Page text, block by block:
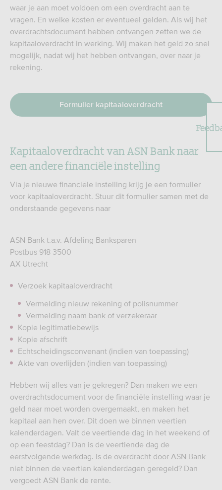
waar je aan moet voldoen om een overdracht aan te
vragen. En welke kosten er eventueel gelden. Als wij het
overdrachtsdocument hebben ontvangen zetten we de
kapitaaloverdracht in werking. Wij maken het geld zo snel
mogelijk, nadat wij het hebben ontvangen, over naar je
rekening.
Formulier kapitaaloverdracht
Kapitaaloverdracht van ASN Bank naar
een andere financiële instelling
Via je nieuwe financiële instelling krijg je een formulier
voor kapitaaloverdracht. Stuur dit formulier samen met de
onderstaande gegevens naar
ASN Bank t.a.v. Afdeling Banksparen
Postbus 918 3500
AX Utrecht
Verzoek kapitaaloverdracht
Vermelding nieuw rekening of polisnummer
Vermelding naam bank of verzekeraar
Kopie legitimatiebewijs
Kopie afschrift
Echtscheidingsconvenant (indien van toepassing)
Akte van overlijden (indien van toepassing)
Hebben wij alles van je gekregen? Dan maken we een
overdrachtsdocument voor de financiële instelling waar je
geld naar moet worden overgemaakt, en maken het
kapitaal aan hen over. Dit doen we binnen veertien
kalenderdagen. Valt de veertiende dag in het weekend of
op een feestdag? Dan is de veertiende dag de
eerstvolgende werkdag. Is de overdracht door ASN Bank
niet binnen de veertien kalenderdagen geregeld? Dan
vergoedt ASN Bank de rente.